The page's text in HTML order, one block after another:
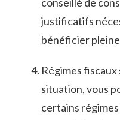
⁣justificatifs‌
bénéficier
Régimes
situation, vous
certains